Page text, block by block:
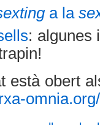
a la
: algunes
està obert